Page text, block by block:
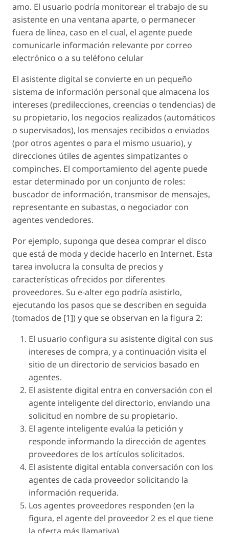
amo. El usuario podría monitorear el trabajo de su
asistente en una ventana aparte, o permanecer
fuera de línea, caso en el cual, el agente puede
comunicarle información relevante por correo
electrónico o a su teléfono celular
El asistente digital se convierte en un pequeño
sistema de información personal que almacena los
intereses (predilecciones, creencias o tendencias) de
su propietario, los negocios realizados (automáticos
o supervisados), los mensajes recibidos o enviados
(por otros agentes o para el mismo usuario), y
direcciones útiles de agentes simpatizantes o
compinches. El comportamiento del agente puede
estar determinado por un conjunto de roles:
buscador de información, transmisor de mensajes,
representante en subastas, o negociador con
agentes vendedores.
Por ejemplo, suponga que desea comprar el disco
que está de moda y decide hacerlo en Internet. Esta
tarea involucra la consulta de precios y
características ofrecidos por diferentes
proveedores. Su e-alter ego podría asistirlo,
ejecutando los pasos que se describen en seguida
(tomados de [1]) y que se observan en la figura 2:
El usuario configura su asistente digital con sus
intereses de compra, y a continuación visita el
sitio de un directorio de servicios basado en
agentes.
El asistente digital entra en conversación con el
agente inteligente del directorio, enviando una
solicitud en nombre de su propietario.
El agente inteligente evalúa la petición y
responde informando la dirección de agentes
proveedores de los artículos solicitados.
El asistente digital entabla conversación con los
agentes de cada proveedor solicitando la
información requerida.
Los agentes proveedores responden (en la
figura, el agente del proveedor 2 es el que tiene